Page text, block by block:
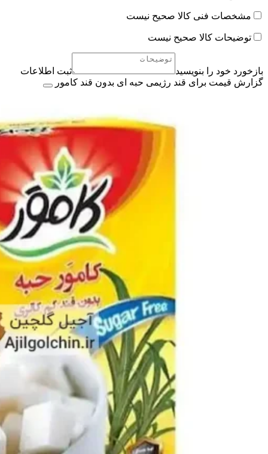
مشخصات فنی کالا صحیح نیست
توضیحات کالا صحیح نیست
بازخورد خود را بنویسید
ثبت اطلاعات
گزارش قیمت برای قند رژیمی حبه ای بدون قند کامور